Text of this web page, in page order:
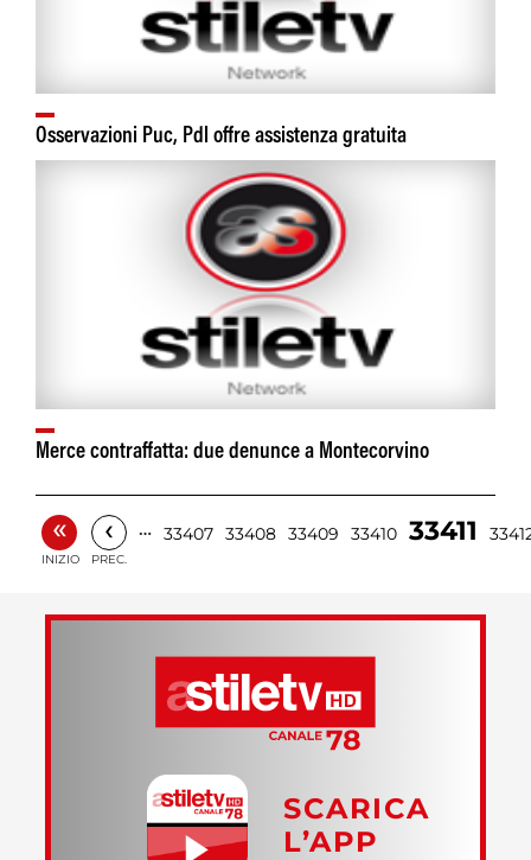
Osservazioni Puc, Pdl offre assistenza gratuita
Merce contraffatta: due denunce a Montecorvino
«
INIZIO
‹
PREC.
… 33407 33408 33409 33410 33411
SCARICA
L’APP